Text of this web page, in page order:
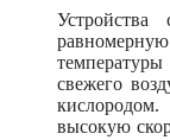
свежего
высокую